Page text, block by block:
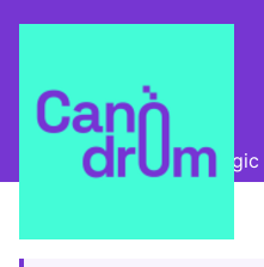
Encuentros /
Treballem el pla